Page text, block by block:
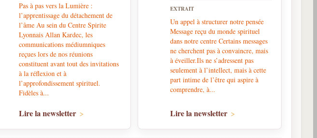
Pas à pas vers la Lumière :
l’apprentissage du détachement de
l’âme Au sein du Centre Spirite
Lyonnais Allan Kardec, les
communications médiumniques
reçues lors de nos réunions
constituent avant tout des invitations
à la réflexion et à
l’approfondissement spirituel.
Fidèles à...
Lire la newsletter
EXTRAIT
Un appel à structurer notre pensée
Message reçu du monde spirituel
dans notre centre Certains messages
ne cherchent pas à convaincre, mais
à éveiller.Ils ne s’adressent pas
seulement à l’intellect, mais à cette
part intime de l’être qui aspire à
comprendre, à...
Lire la newsletter